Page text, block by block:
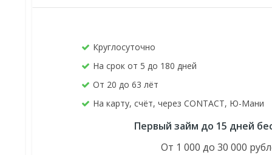
Круглосуточно
На срок от 5 до 180 дней
От 20 до 63 лёт
На карту, счёт, через CONTACT, Ю-Мани
Первый займ до 15 дней
От 1 000 до 30 000